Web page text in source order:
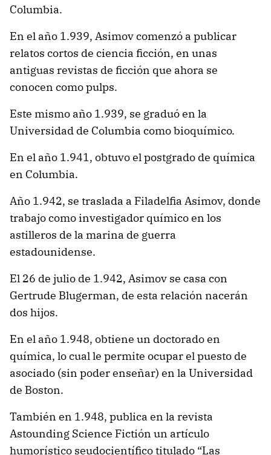
Columbia.
En el año 1.939, Asimov comenzó a publicar
relatos cortos de ciencia ficción, en unas
antiguas revistas de ficción que ahora se
conocen como pulps.
Este mismo año 1.939, se graduó en la
Universidad de Columbia como bioquímico.
En el año 1.941, obtuvo el postgrado de química
en Columbia.
Año 1.942, se traslada a Filadelfia Asimov, donde
trabajo como investigador químico en los
astilleros de la marina de guerra
estadounidense.
El 26 de julio de 1.942, Asimov se casa con
Gertrude Blugerman, de esta relación nacerán
dos hijos.
En el año 1.948, obtiene un doctorado en
química, lo cual le permite ocupar el puesto de
asociado (sin poder enseñar) en la Universidad
de Boston.
También en 1.948, publica en la revista
Astounding Science Fictión un artículo
humorístico seudocientífico titulado “Las